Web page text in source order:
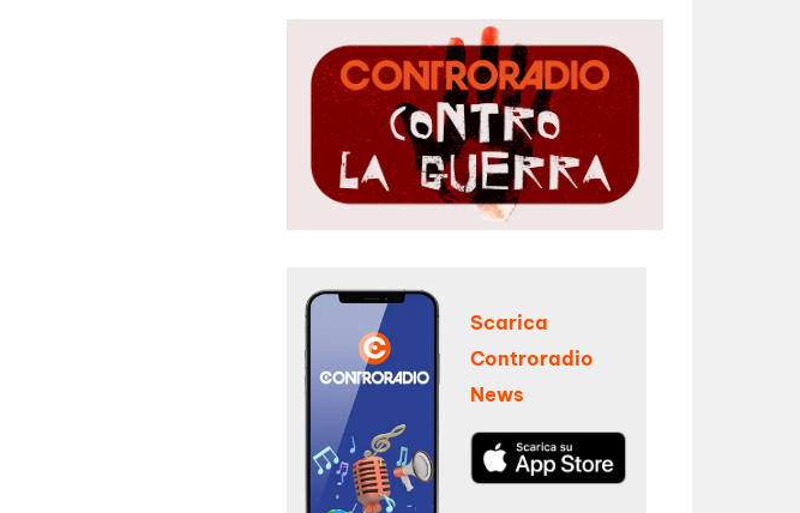
Scarica
Controradio
News